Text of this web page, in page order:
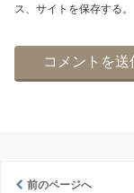
ス、サイトを保存する。
前のページへ